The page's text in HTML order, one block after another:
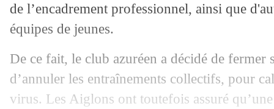
de l’encadrement professionnel, ainsi que
équipes de jeunes.
De ce fait, le club azuréen a décidé de fermer
d’annuler les entraînements collectifs, pour
virus. Les Aiglons ont toutefois assuré
11/11 EdF : Leboeuf se montre "alarmiste"
11/11 Everton: Allan se régale en Premier
Tottenham : Kane, le meilleur pour